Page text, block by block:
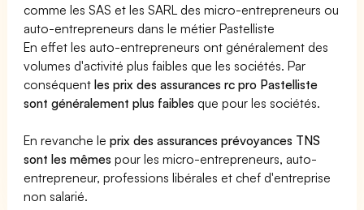
comme les SAS et les SARL des micro-entrepreneurs ou
auto-entrepreneurs dans le métier Pastelliste
En effet les auto-entrepreneurs ont généralement des
volumes d'activité plus faibles que les sociétés. Par
conséquentles prix des assurances rc pro Pastelliste
sont généralement plus faibles que pour les sociétés.
En revanche leprix des assurances prévoyances TNS
sont les mêmes pour les micro-entrepreneurs, auto-
entrepreneur, professions libérales et chef d'entreprise
non salarié.